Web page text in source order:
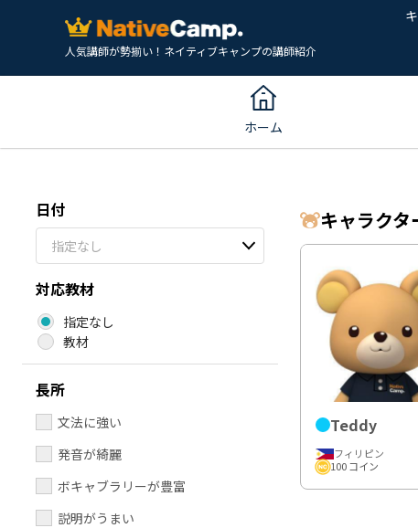
人気講師が勢揃い！ネイティブキャンプの講師紹介
ホーム
日付
指定なし
対応教材
指定なし
教材
長所
文法に強い
発音が綺麗
ボキャブラリーが豊富
説明がうまい
キャラクタ
Teddy
フィリピン
100 コイン